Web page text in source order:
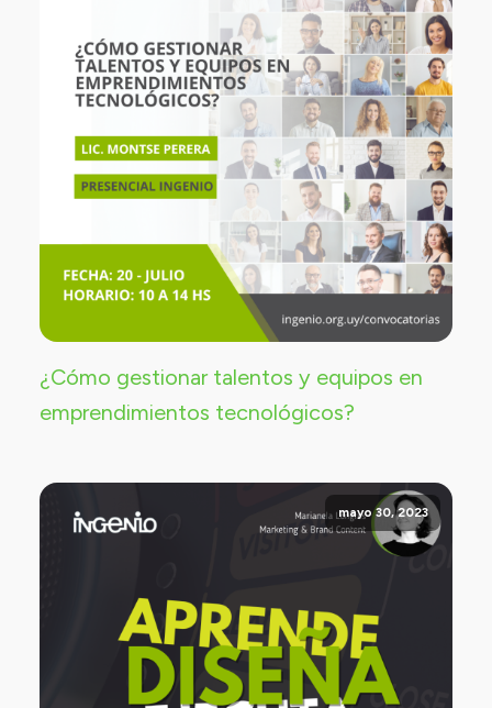
¿Cómo gestionar talentos y equipos en
emprendimientos tecnológicos?
mayo 30, 2023